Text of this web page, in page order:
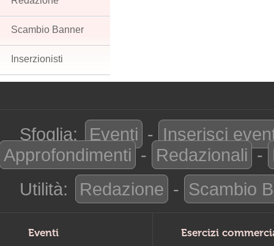
Scambio Banner
Inserzionisti
Sfoglia: Eventi - Inserisci
Approfondimenti - Redazionali -
Utilità:
Redazione - Scambio
Eventi Esercizi